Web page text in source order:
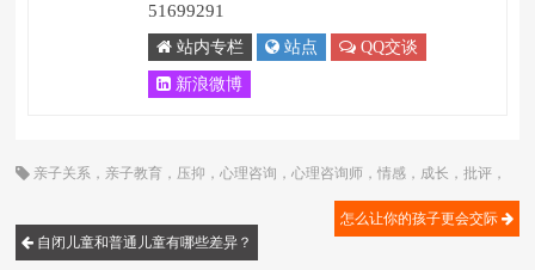
51699291
站内专栏 站点 QQ交谈
新浪微博
亲子关系 ， 亲子教育 ， 压抑 ，心理咨询 ，心理咨询师 ，情感 ， 成长 ，批评 ，
自闭儿童和普通儿童有哪些差异？
怎么让你的孩子更会交际